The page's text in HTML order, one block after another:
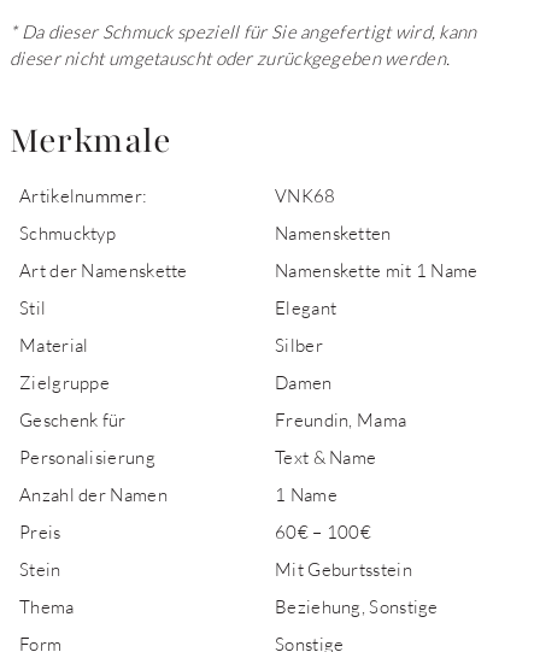
* Da dieser Schmuck speziell für Sie angefertigt wird, kann
dieser nicht umgetauscht oder zurückgegeben werden.
Merkmale
Artikelnummer:
VNK68
Schmucktyp
Namensketten
Art der Namenskette
Namenskette mit 1 Name
Stil
Elegant
Material
Silber
Zielgruppe
Damen
Geschenk für
Freundin, Mama
Personalisierung
Text & Name
Anzahl der Namen
1 Name
Preis
60€ – 100€
Stein
Mit Geburtsstein
Thema
Beziehung, Sonstige
Form
Sonstige